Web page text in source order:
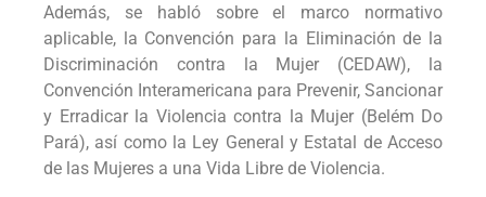
Además, se habló sobre el marco normativo
aplicable, la Convención para la Eliminación de la
Discriminación contra la Mujer (CEDAW), la
Convención Interamericana para Prevenir, Sancionar
y Erradicar la Violencia contra la Mujer (Belém Do
Pará), así como la Ley General y Estatal de Acceso
de las Mujeres a una Vida Libre de Violencia.